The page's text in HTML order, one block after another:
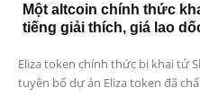
Một altcoin chính thức
tiếng giải thích, giá lao
Eliza token chính thức bị khai tử
tuyên bố dự án Eliza token đã